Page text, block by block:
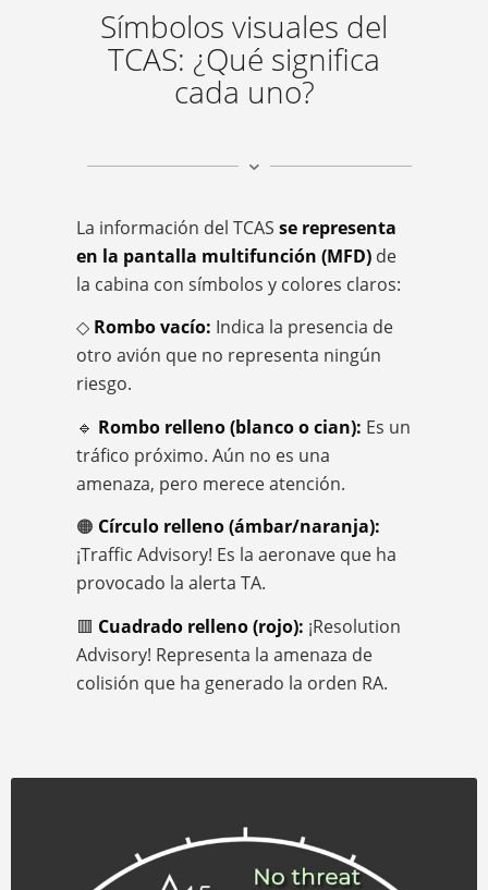
Símbolos visuales del
TCAS: ¿Qué significa
cada uno?
La información del TCAS se representa
en la pantalla multifunción (MFD) de
la cabina con símbolos y colores claros:
◇ Rombo vacío: Indica la presencia de
otro avión que no representa ningún
riesgo.
🔹 Rombo relleno (blanco o cian): Es un
tráfico próximo. Aún no es una
amenaza, pero merece atención.
🟠​ Círculo relleno (ámbar/naranja):
¡Traffic Advisory! Es la aeronave que ha
provocado la alerta TA.
🟥​ Cuadrado relleno (rojo): ¡Resolution
Advisory! Representa la amenaza de
colisión que ha generado la orden RA.